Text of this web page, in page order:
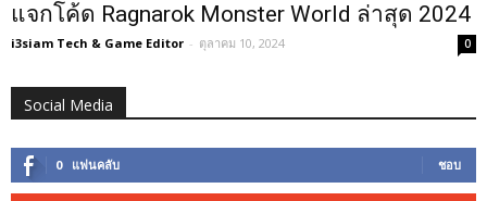
แจกโค้ด Ragnarok Monster World ล่าสุด 2024
i3siam Tech & Game Editor - ตุลาคม 10, 2024 0
Social Media
0 แฟนคลับ ชอบ